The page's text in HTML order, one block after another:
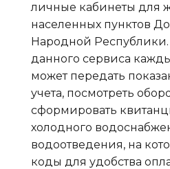
личные кабинеты для
населенных пунктов
Народной
данного сервиса
может передать
учета, посмотреть
сформировать
холодного
водоотведения, на
коды для удобства